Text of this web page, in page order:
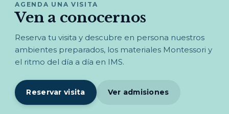
AGENDA UNA VISITA
Ven a conocernos
Reserva tu visita y descubre en persona nuestros
ambientes preparados, los materiales Montessori y
el ritmo del día a día en IMS.
Reservar visita Ver admisiones